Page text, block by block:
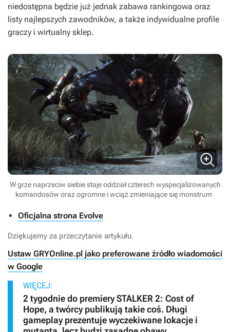
niedostępna będzie już jednak zabawa rankingowa oraz
listy najlepszych zawodników, a także indywidualne profile
graczy i wirtualny sklep.
W grze naprzeciw siebie staje oddział czterech wyspecjalizowanych
komandosów oraz ogromne i wciąż zmieniające się monstrum
Oficjalna strona Evolve
Dziękujemy za przeczytanie artykułu.
Ustaw GRYOnline.pl jako preferowane źródło wiadomości
w Google
WIĘCEJ:
2 tygodnie do premiery STALKER 2: Cost of
Hope, a twórcy publikują takie coś. Długi
gameplay prezentuje wyczekiwane lokacje i